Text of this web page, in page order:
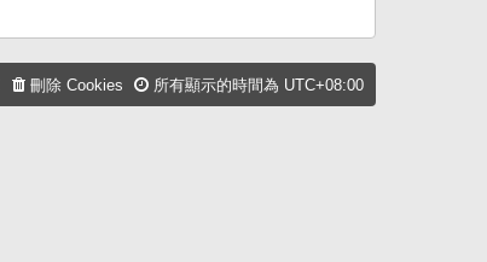
所有顯示的時間為 UTC+08:00
刪除 Cookies